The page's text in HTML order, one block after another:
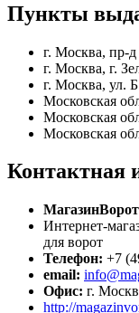
Пункты
г. Москва, пр-
г. Москва, г.
г. Москва, ул.
Московская
Московская
Московская
Контактная
Интернет-
для ворот
Телефон: +7
email:
Офис: г.
http://